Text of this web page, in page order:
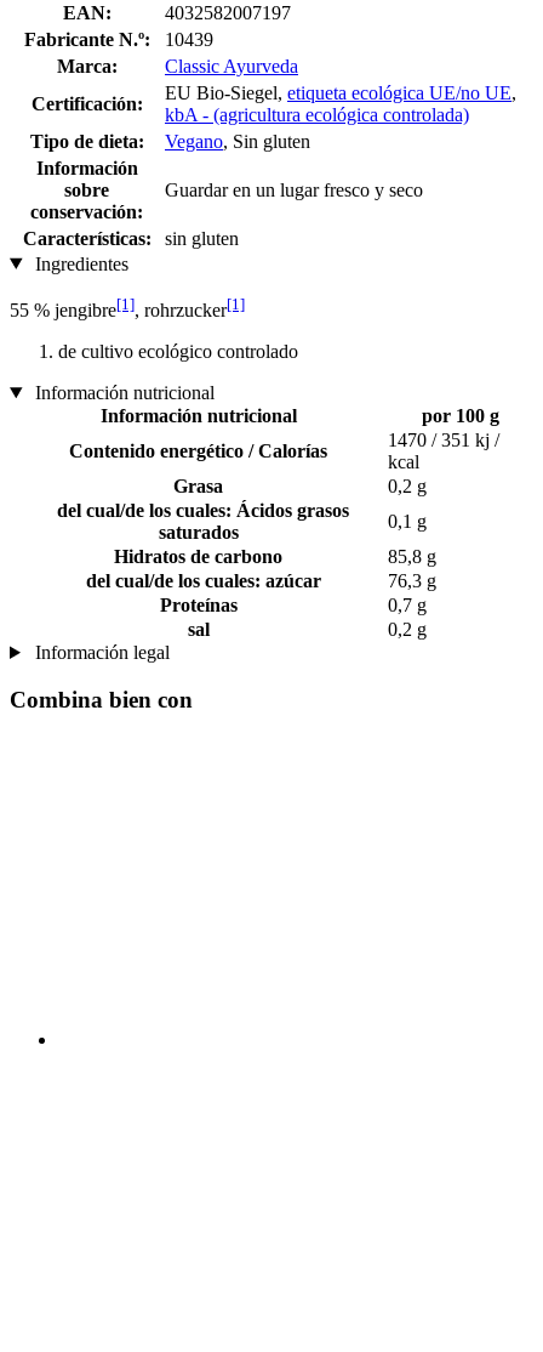
EAN:
4032582007197
Fabricante N.º:
10439
Marca:
Classic Ayurveda
Certificación:
EU Bio-Siegel, etiqueta ecológica UE/no UE,
kbA - (agricultura ecológica controlada)
Tipo de dieta:
Vegano, Sin gluten
Información
sobre
conservación:
Guardar en un lugar fresco y seco
Características:
sin gluten
Ingredientes
55 % jengibre[1], rohrzucker[1]
de cultivo ecológico controlado
Información nutricional
Información nutricional
por 100 g
Contenido energético / Calorías
1470 / 351 kj /
kcal
Grasa
0,2 g
del cual/de los cuales: Ácidos grasos
saturados
0,1 g
Hidratos de carbono
85,8 g
del cual/de los cuales: azúcar
76,3 g
Proteínas
0,7 g
sal
0,2 g
Información legal
Combina bien con